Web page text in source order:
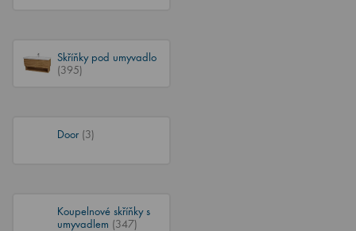
Skříňky pod umyvadlo
(395)
Door (3)
Koupelnové skříňky s
umyvadlem (347)